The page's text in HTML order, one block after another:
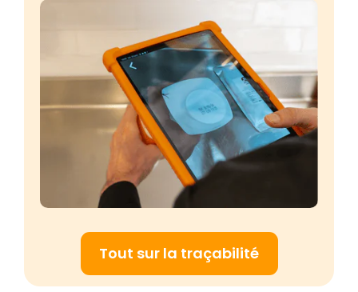
Tout sur la traçabilité